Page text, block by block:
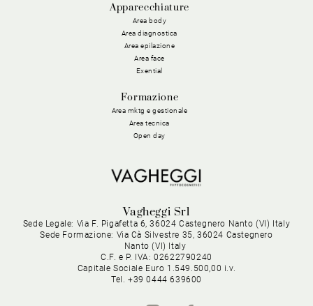
Apparecchiature
Area body
Area diagnostica
Area epilazione
Area face
Exential
Formazione
Area mktg e gestionale
Area tecnica
Open day
Vagheggi Srl
Sede Legale: Via F. Pigafetta 6, 36024 Castegnero Nanto (VI) Italy
Sede Formazione: Via Cà Silvestre 35, 36024 Castegnero
Nanto (VI) Italy
C.F. e P. IVA: 02622790240
Capitale Sociale Euro 1.549.500,00 i.v.
Tel. +39 0444 639600